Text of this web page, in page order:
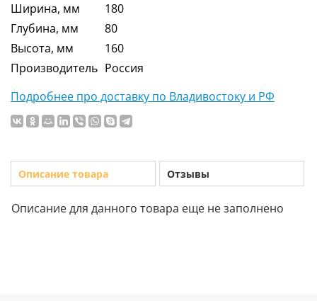
Ширина, мм
180
Глубина, мм
80
Высота, мм
160
Производитель Россия
Подробнее про доставку по Владивостоку и РФ
Описание товара Отзывы
Описание для данного товара еще не заполнено